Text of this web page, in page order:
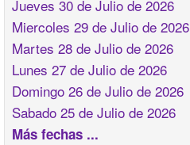
Jueves 30 de Julio de 2026
Miercoles 29 de Julio de 2026
Martes 28 de Julio de 2026
Lunes 27 de Julio de 2026
Domingo 26 de Julio de 2026
Sabado 25 de Julio de 2026
Más fechas ...